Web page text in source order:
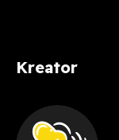
Kreator